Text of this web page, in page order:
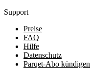
Support
Preise
FAQ
Hilfe
Datenschutz
Parqet-Abo kündigen